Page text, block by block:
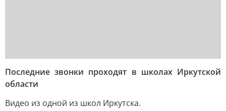
Последние звонки проходят в школах Иркутской
области
Видео из одной из школ Иркутска.